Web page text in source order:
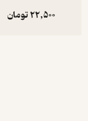
22,500تومان